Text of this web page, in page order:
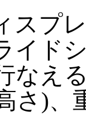
プ
イド
なえ
さ)、